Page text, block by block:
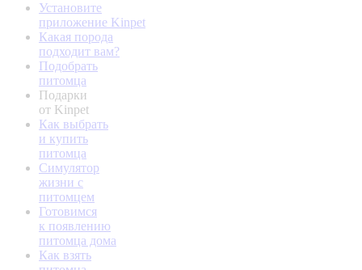
Установите
приложение Kinpet
Какая порода
подходит вам?
Подобрать
питомца
Подарки
от Kinpet
Как выбрать
и купить
питомца
Симулятор
жизни с
питомцем
Готовимся
к появлению
питомца дома
Как взять